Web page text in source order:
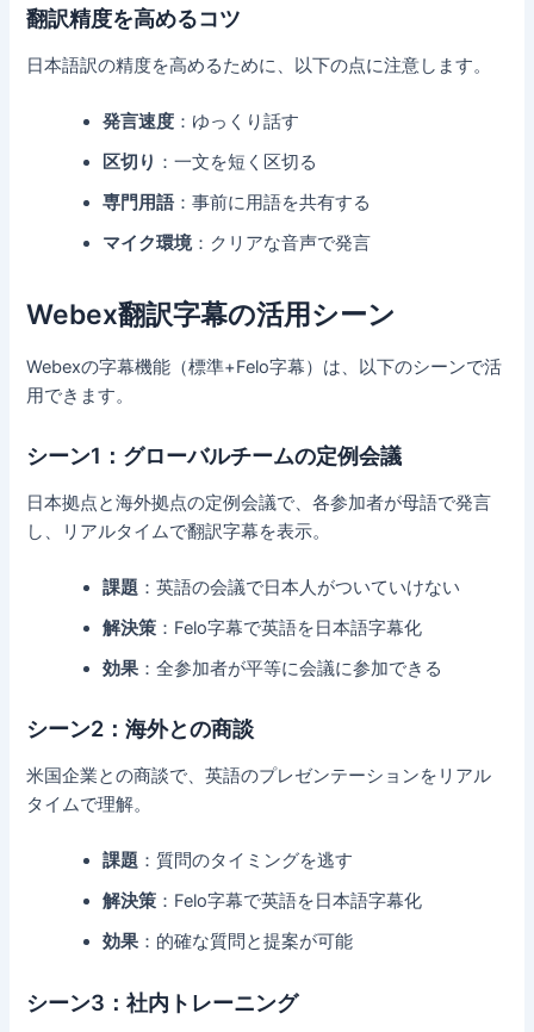
翻訳精度を高めるコツ
日本語訳の精度を高めるために、以下の点に注意します。
発言速度 ：ゆっくり話す
区切り ：一文を短く区切る
専門用語：事前に用語を共有する
マイク環境：クリアな音声で発言
Webex翻訳字幕の活用シーン
Webexの字幕機能（標準+Felo字幕）は、以下のシーンで活
用できます。
シーン1：グローバルチームの定例会議
日本拠点と海外拠点の定例会議で、各参加者が母語で発言
し、リアルタイムで翻訳字幕を表示。
課題 ：英語の会議で日本人がついていけない
解決策 ：Felo字幕で英語を日本語字幕化
効果 ：全参加者が平等に会議に参加できる
シーン2：海外との商談
米国企業との商談で、英語のプレゼンテーションをリアル
タイムで理解。
課題 ：質問のタイミングを逃す
解決策 ：Felo字幕で英語を日本語字幕化
効果 ：的確な質問と提案が可能
シーン3：社内トレーニング